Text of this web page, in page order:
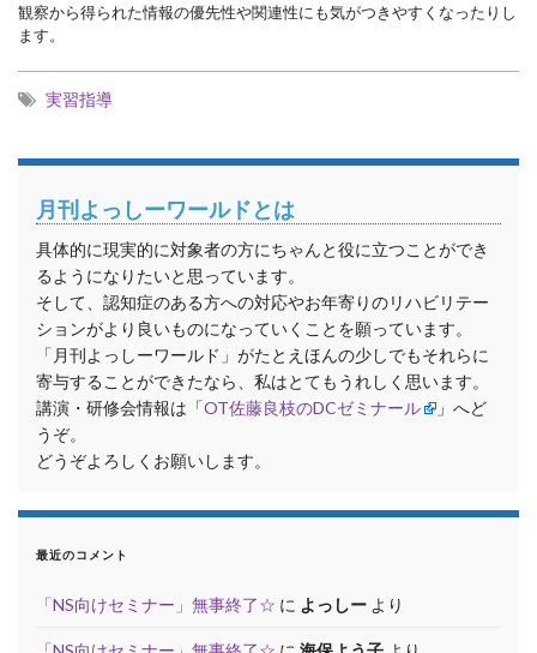
観察から得られた情報の優先性や関連性にも気がつきやすくなったりし
ます。
実習指導
月刊よっしーワールドとは
具体的に現実的に対象者の方にちゃんと役に立つことができ
るようになりたいと思っています。
そして、認知症のある方への対応やお年寄りのリハビリテー
ションがより良いものになっていくことを願っています。
「月刊よっしーワールド」がたとえほんの少しでもそれらに
寄与することができたなら、私はとてもうれしく思います。
講演・研修会情報は「OT佐藤良枝のDCゼミナール
」へど
うぞ。
どうぞよろしくお願いします。
最近のコメント
「NS向けセミナー」無事終了☆ に よっしー より